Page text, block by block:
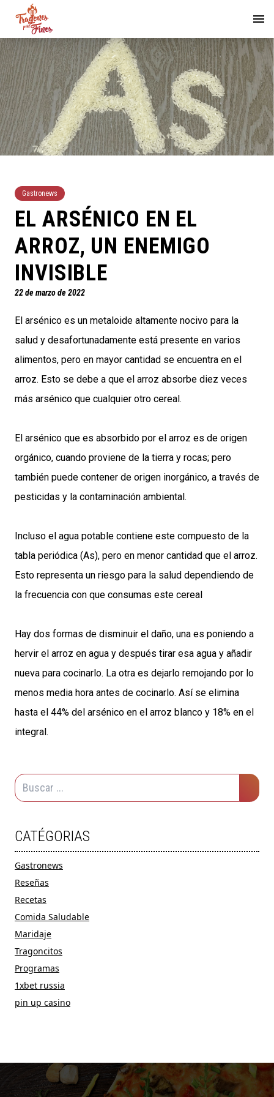
Gastronews
EL ARSÉNICO EN EL
ARROZ, UN ENEMIGO
INVISIBLE
22 de marzo de 2022
El arsénico es un metaloide altamente nocivo para la
salud y desafortunadamente está presente en varios
alimentos, pero en mayor cantidad se encuentra en el
arroz. Esto se debe a que el arroz absorbe diez veces
más arsénico que cualquier otro cereal.
El arsénico que es absorbido por el arroz es de origen
orgánico, cuando proviene de la tierra y rocas; pero
también puede contener de origen inorgánico, a través de
pesticidas y la contaminación ambiental.
Incluso el agua potable contiene este compuesto de la
tabla periódica (As), pero en menor cantidad que el arroz.
Esto representa un riesgo para la salud dependiendo de
la frecuencia con que consumas este cereal
Hay dos formas de disminuir el daño, una es poniendo a
hervir el arroz en agua y después tirar esa agua y añadir
nueva para cocinarlo. La otra es dejarlo remojando por lo
menos media hora antes de cocinarlo. Así se elimina
hasta el 44% del arsénico en el arroz blanco y 18% en el
integral.
CATÉGORIAS
Gastronews
Reseñas
Recetas
Comida Saludable
Maridaje
Tragoncitos
Programas
1xbet russia
pin up casino